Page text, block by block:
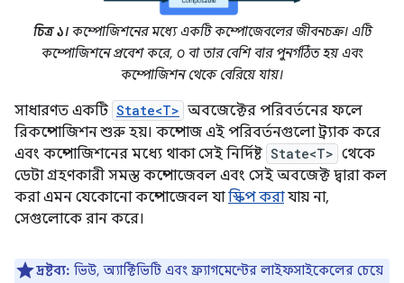
চিত্র ১।কম্পোজিশনের মধ্যে একটি কম্পোজেবলের জীবনচক্র। এটি
কম্পোজিশনে প্রবেশ করে, ০ বা তার বেশি বার পুনর্গঠিত হয় এবং
কম্পোজিশন থেকে বেরিয়ে যায়।
সাধারণত একটি State<T> অবজেক্টের পরিবর্তনের ফলে
রিকম্পোজিশন শুরু হয়। কম্পোজ এই পরিবর্তনগুলো ট্র্যাক করে
এবং কম্পোজিশনের মধ্যে থাকা সেই নির্দিষ্ট State<T> থেকে
ডেটা গ্রহণকারী সমস্ত কম্পোজেবল এবং সেই অবজেক্ট দ্বারা কল
করা এমন যেকোনো কম্পোজেবল যাস্কিপ করাযায় না,
সেগুলোকে রান করে।
দ্রষ্টব্য: ভিউ, অ্যাক্টিভিটি এবং ফ্র্যাগমেন্টের লাইফসাইকেলের চেয়ে